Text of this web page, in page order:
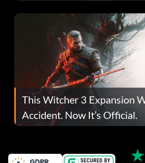
This Witcher 3 Expansion
Accident. Now It’s Official.